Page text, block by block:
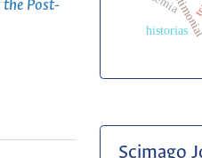
the Post-
historias
Scimago